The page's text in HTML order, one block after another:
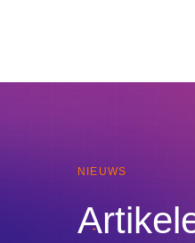
NIEUWS